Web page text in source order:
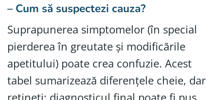
– Cum să suspectezi cauza?
Suprapunerea simptomelor (în special
pierderea în greutate și modificările
apetitului) poate crea confuzie. Acest
tabel sumarizează diferențele cheie, dar